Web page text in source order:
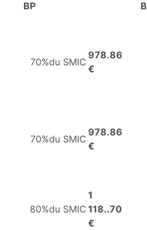
BP
70%du SMIC
978.86
€
70%du SMIC
978.86
€
80%du SMIC
1
118..70
€